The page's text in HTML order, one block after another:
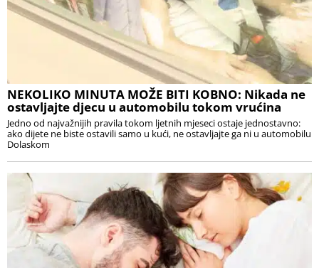
NEKOLIKO MINUTA MOŽE BITI KOBNO: Nikada ne
ostavljajte djecu u automobilu tokom vrućina
Jedno od najvažnijih pravila tokom ljetnih mjeseci ostaje jednostavno:
ako dijete ne biste ostavili samo u kući, ne ostavljajte ga ni u automobilu
Dolaskom